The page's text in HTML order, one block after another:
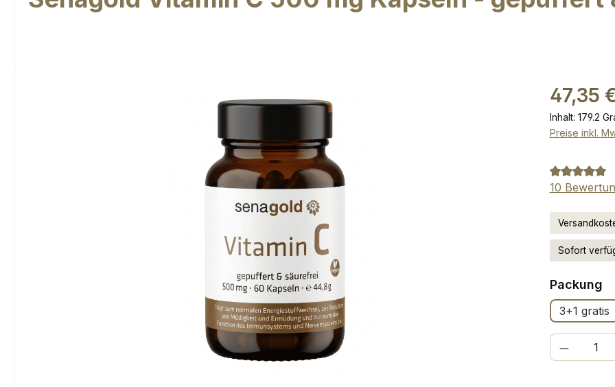
Regulärer
47,35
Inhalt: 179.2
Preise inkl.
10
Sofort
Packung
3+1 gratis
Produkt